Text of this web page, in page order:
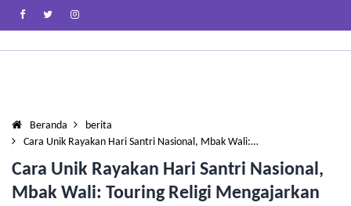
Beranda
berita
Cara Unik Rayakan Hari Santri Nasional, Mbak Wali:…
Cara Unik Rayakan Hari Santri Nasional,
Mbak Wali: Touring Religi Mengajarkan